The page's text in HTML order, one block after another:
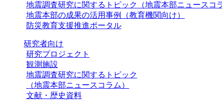
地震調査研究に関するトピック（地震本部ニュースコ
地震本部の成果の活用事例（教育機関向け）
防災教育支援推進ポータル
研究者向け
研究プロジェクト
観測施設
地震調査研究に関するトピック
（地震本部ニュースコラム）
文献・歴史資料